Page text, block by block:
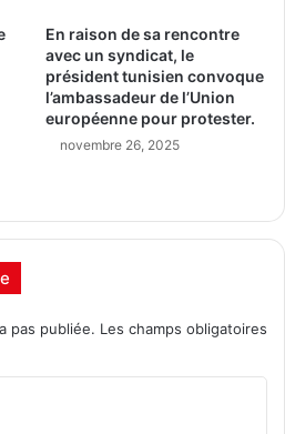
En raison de sa rencontre
avec un syndicat, le
président tunisien convoque
l’ambassadeur de l’Union
européenne pour protester.
novembre 26, 2025
pas publiée. Les champs obligatoires